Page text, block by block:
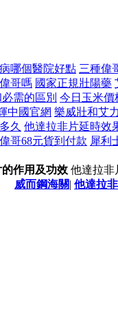
哪個醫院好點 三種偉
哥嗎 國家正規壯陽藥
需的區別 今日玉米價
中國官網 樂威壯和艾
久 他達拉非片延時效
哥68元貨到付款 犀利
作用及功效 他達拉非
威而鋼海關| 他達拉